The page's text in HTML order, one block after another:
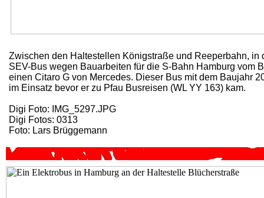
Zwischen den Haltestellen Königstraße und Reeperbahn,
SEV-Bus wegen Bauarbeiten für die S-Bahn Hamburg vom
einen Citaro G von Mercedes. Dieser Bus mit dem Baujahr
im Einsatz bevor er zu Pfau Busreisen (WL YY 163) kam.
Digi Foto: IMG_5297.JPG
Digi Fotos: 0313
Foto: Lars Brüggemann